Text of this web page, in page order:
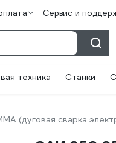
Сервис и
техника Станки
(дуговая сварка